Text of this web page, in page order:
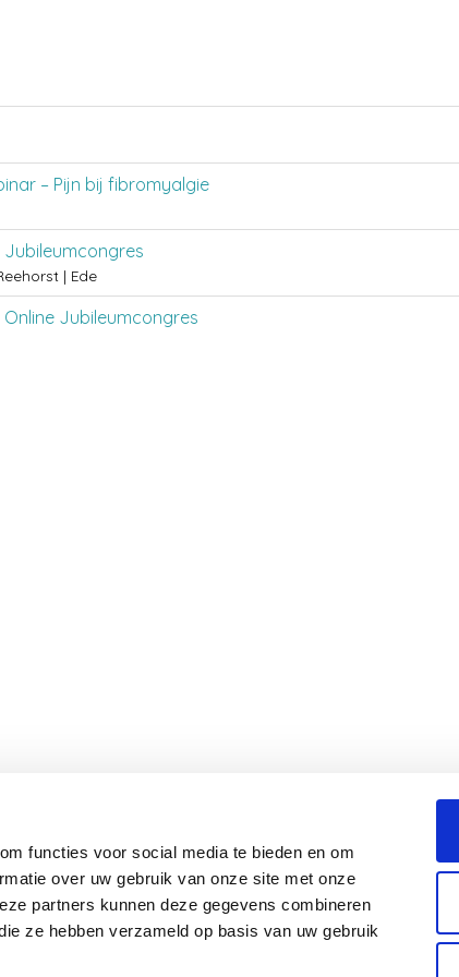
functies voor social media te bieden en om
over uw gebruik van onze site met onze
partners kunnen deze gegevens combineren
ze hebben verzameld op basis van uw gebruik
– Pijn bij fibromyalgie
Jubileumcongres
| Ede
Online Jubileumcongres